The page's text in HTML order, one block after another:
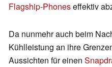
Flagship-Phoneseffektiv
Da nunmehr auch beim
Kühlleistung an ihre
Aussichten für einen